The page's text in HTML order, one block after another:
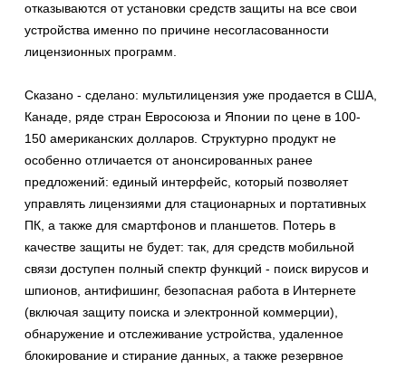
отказываются от установки средств защиты на все свои
устройства именно по причине несогласованности
лицензионных программ.
Сказано - сделано: мультилицензия уже продается в США,
Канаде, ряде стран Евросоюза и Японии по цене в 100-
150 американских долларов. Структурно продукт не
особенно отличается от анонсированных ранее
предложений: единый интерфейс, который позволяет
управлять лицензиями для стационарных и портативных
ПК, а также для смартфонов и планшетов. Потерь в
качестве защиты не будет: так, для средств мобильной
связи доступен полный спектр функций - поиск вирусов и
шпионов, антифишинг, безопасная работа в Интернете
(включая защиту поиска и электронной коммерции),
обнаружение и отслеживание устройства, удаленное
блокирование и стирание данных, а также резервное